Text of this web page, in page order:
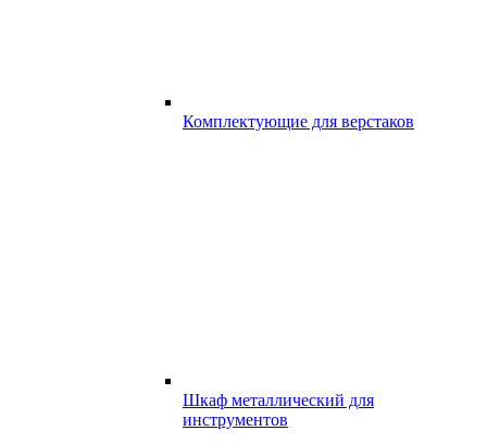
Комплектующие для верстаков
Шкаф металлический для
инструментов